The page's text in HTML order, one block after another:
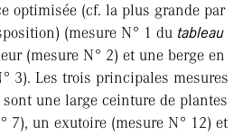
optimisée (cf. la plus grande par
(mesure N° 1 du tableau
(mesure N° 2) et une berge en
3). Les trois principales mesures
sont une large ceinture de plantes
7), un exutoire (mesure N° 12) et